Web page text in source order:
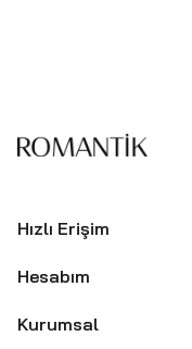
Hızlı Erişim
Hesabım
Kurumsal